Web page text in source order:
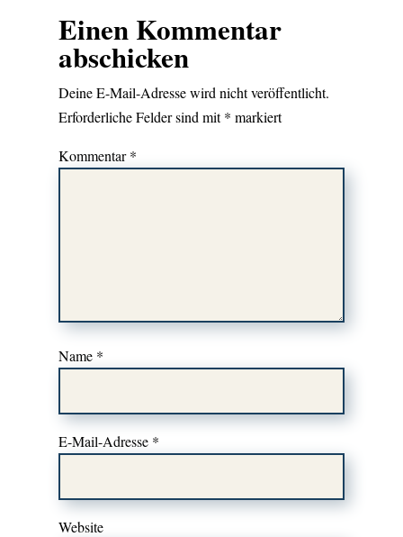
Einen Kommentar
abschicken
Deine E-Mail-Adresse wird nicht veröffentlicht.
Erforderliche Felder sind mit* markiert
Kommentar*
Name *
E-Mail-Adresse *
Website